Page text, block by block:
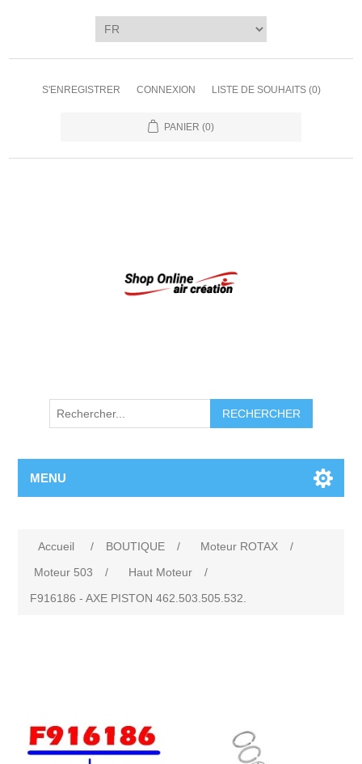
S'ENREGISTRER CONNEXION LISTE DE SOUHAITS (0)
PANIER (0)
RECHERCHER
MENU
Accueil / BOUTIQUE / Moteur ROTAX
/
Moteur 503
/ Haut Moteur
/
F916186 - AXE PISTON 462.503.505.532.